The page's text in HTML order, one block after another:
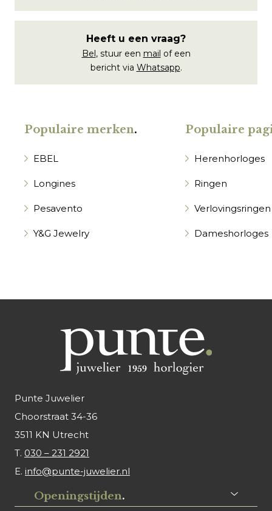
Heeft u een vraag?
Bel, stuur een mail of een
bericht via Whatsapp.
Populaire merken.
EBEL
Longines
Pesavento
Y&G Jewelry
Populaire
Herenhorloges
Ringen
Verlovingsringen
Dameshorloges
Punte Juwelier
Choorstraat 34-36
3511 KN Utrecht
T. 030 – 231 2921
E. info@punte-juwelier.nl
Openingstijden.